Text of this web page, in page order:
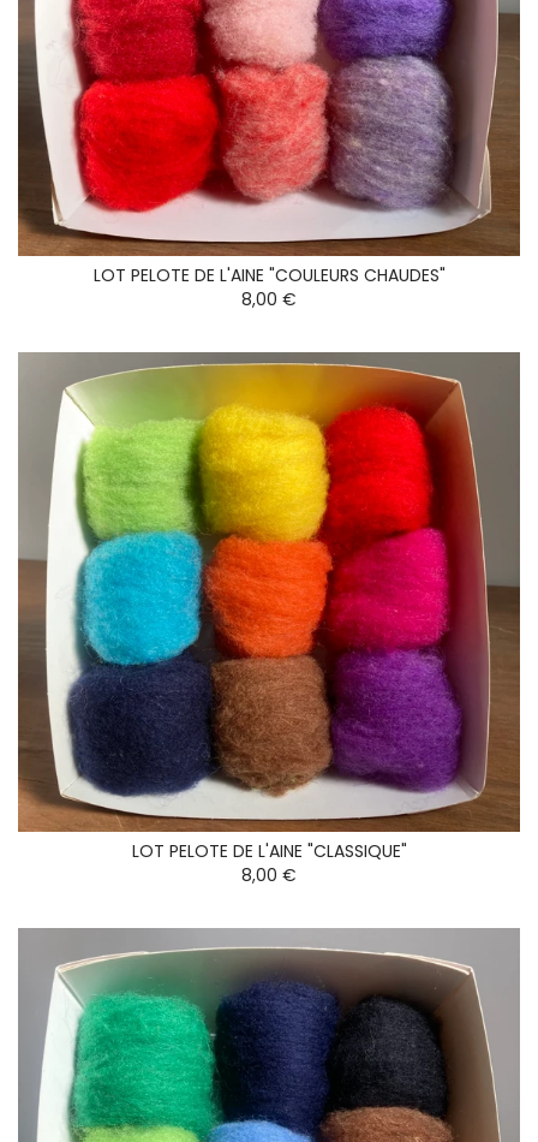
LOT PELOTE DE L'AINE "COULEURS CHAUDES"
8,00 €
LOT PELOTE DE L'AINE "CLASSIQUE"
8,00 €